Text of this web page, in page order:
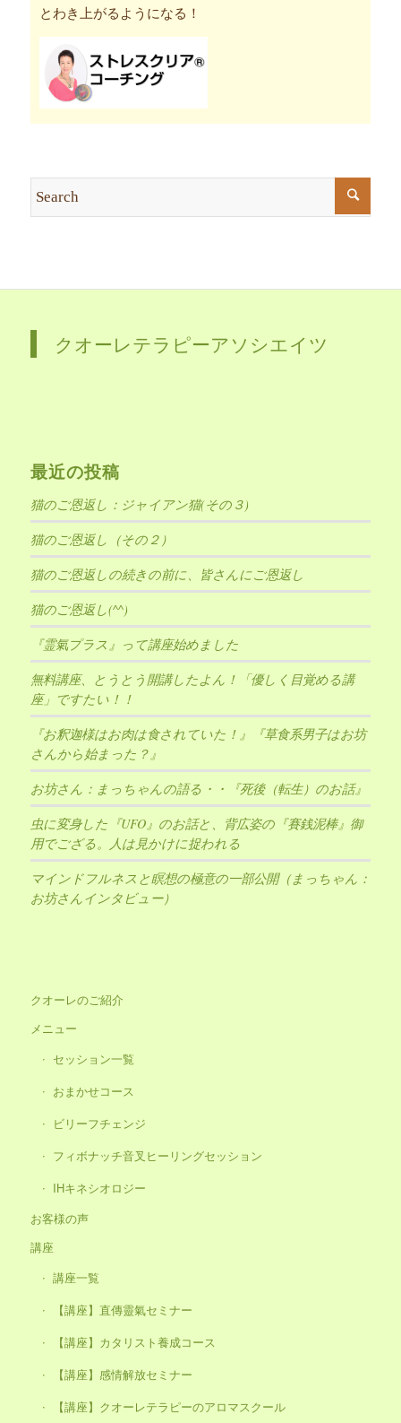
とわき上がるようになる！
クオーレテラピーアソシエイツ
最近の投稿
猫のご恩返し：ジャイアン猫(その３)
猫のご恩返し（その２）
猫のご恩返しの続きの前に、皆さんにご恩返し
猫のご恩返し(^^)
『霊氣プラス』って講座始めました
無料講座、とうとう開講したよん！「優しく目覚める講
座」ですたい！！
『お釈迦様はお肉は食されていた！』『草食系男子はお坊
さんから始まった？』
お坊さん：まっちゃんの語る・・『死後（転生）のお話』
虫に変身した『UFO』のお話と、背広姿の『賽銭泥棒』御
用でござる。人は見かけに捉われる
マインドフルネスと瞑想の極意の一部公開（まっちゃん：
お坊さんインタビュー）
クオーレのご紹介
メニュー
セッション一覧
おまかせコース
ビリーフチェンジ
フィボナッチ音叉ヒーリングセッション
IHキネシオロジー
お客様の声
講座
講座一覧
【講座】直傳靈氣セミナー
【講座】カタリスト養成コース
【講座】感情解放セミナー
【講座】クオーレテラピーのアロマスクール